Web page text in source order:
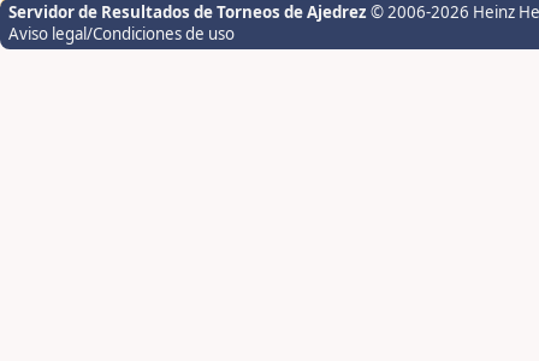
Servidor de Resultados de Torneos de Ajedrez © 2006-2026 Heinz
Aviso legal/Condiciones de uso